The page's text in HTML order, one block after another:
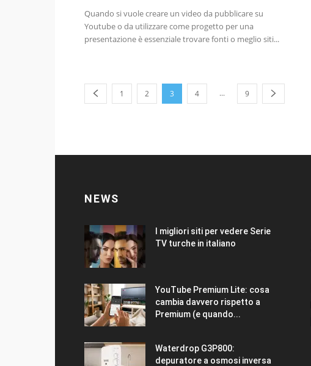
Quando si vuole creare un video da pubblicare su
Youtube o da utilizzare come progetto per una
presentazione è essenziale trovare fonti o meglio siti...
1 2 3 4 ... 9
NEWS
I migliori siti per vedere Serie
TV turche in italiano
YouTube Premium Lite: cosa
cambia davvero rispetto a
Premium (e quando...
Waterdrop G3P800:
depuratore a osmosi inversa